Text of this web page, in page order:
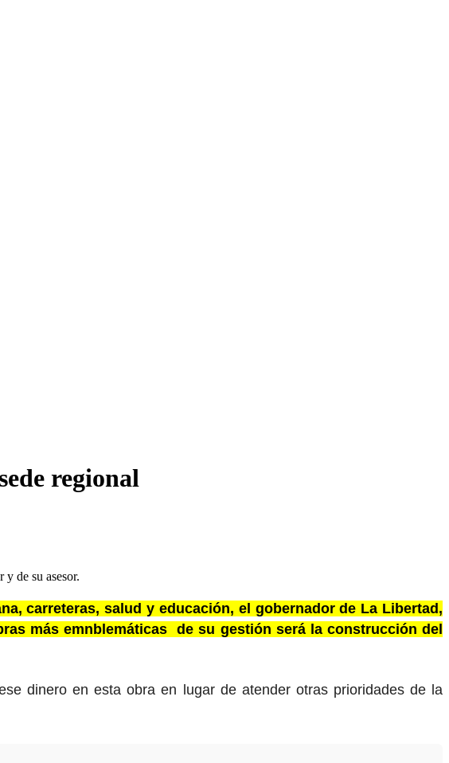
regional
de su asesor.
carreteras, salud y educación, el gobernador de La Libertad,
más emnblemáticas de su gestión será la construcción del
dinero en esta obra en lugar de atender otras prioridades de la